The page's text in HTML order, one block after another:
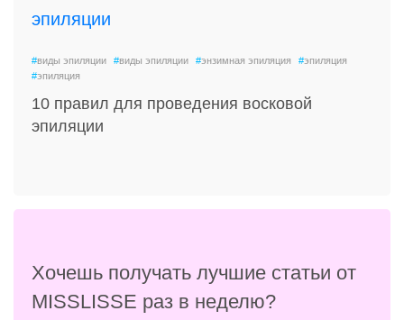
#виды эпиляции #виды эпиляции #энзимная эпиляция #эпиляция
#эпиляция
10 правил для проведения восковой
эпиляции
Хочешь получать лучшие статьи от
MISSLISSE раз в неделю?